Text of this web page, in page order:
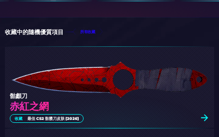
收藏中的隨機優質項目 所有收藏
赤紅之網
骷顱刀
收藏 最佳 CS2 骷髅刀皮肤 [2026]